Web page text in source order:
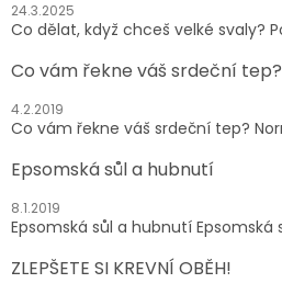
24.3.2025
Co dělat, když chceš velké svaly?
Co vám řekne váš srdeční tep?
4.2.2019
Co vám řekne váš srdeční tep?
Epsomská sůl a hubnutí
8.1.2019
Epsomská sůl a hubnutí Epsomská
ZLEPŠETE SI KREVNÍ OBĚH!